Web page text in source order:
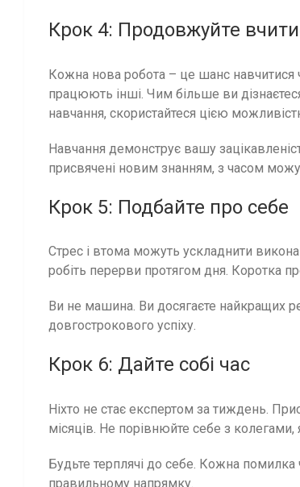
Крок 4: Продовжуйте
Кожна нова робота – це шанс навчитися
працюють інші. Чим більше ви
навчання, скористайтеся цією
Навчання демонструє вашу
присвячені новим знанням, з часом
Крок 5: Подбайте про себе
Стрес і втома можуть ускладнити
робіть перерви протягом дня. Коротка
Ви не машина. Ви досягаєте найкращих
довгострокового успіху.
Крок 6: Дайте собі час
Ніхто не стає експертом за тиждень.
місяців. Не порівнюйте себе з
Будьте терплячі до себе. Кожна
правильному напрямку.